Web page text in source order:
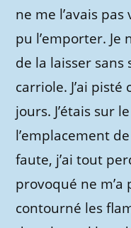
ne me l’avais
pu l’emporter.
de la laisser
carriole. J’ai
jours. J’étais sur
l’emplacement
faute, j’ai tout
provoqué ne m’a
contourné les